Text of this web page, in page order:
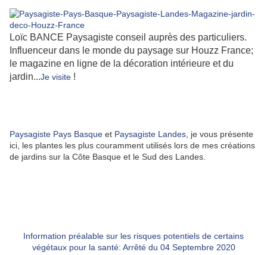
Loïc BANCE Paysagiste conseil auprès des particuliers.
Influenceur dans le monde du paysage sur Houzz France;
le magazine en ligne de la décoration intérieure et du
jardin...Je visite !
Paysagiste Pays Basque et Paysagiste Landes , je vous présente
ici, les plantes les plus couramment utilisés lors de mes créations
de jardins sur la Côte Basque et le Sud des Landes.
Information préalable sur les risques potentiels de certains
végétaux pour la santé: Arrêté du 04 Septembre 2020